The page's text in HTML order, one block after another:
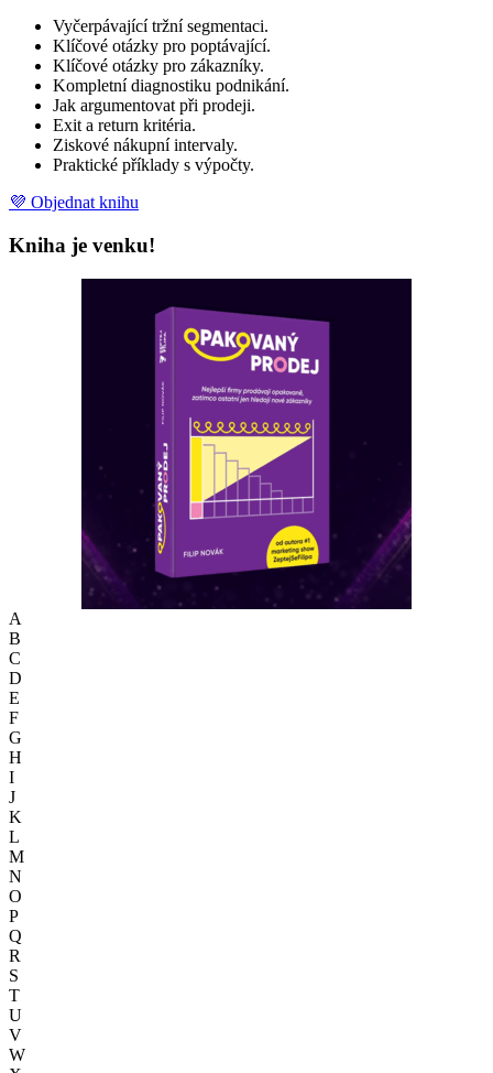
Vyčerpávající tržní segmentaci.
Klíčové otázky pro poptávající.
Klíčové otázky pro zákazníky.
Kompletní diagnostiku podnikání.
Jak argumentovat při prodeji.
Exit a return kritéria.
Ziskové nákupní intervaly.
Praktické příklady s výpočty.
💜 Objednat knihu
Kniha je venku!
A
B
C
D
E
F
G
H
I
J
K
L
M
N
O
P
Q
R
S
T
U
V
W